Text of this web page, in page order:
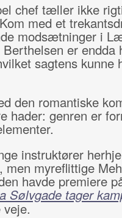
chef tæller ikke
med et
modsætninger i
er endda
sagtens kunne
den romantiske
hader: genren er
instruktører
men myreflittige
havde premiere
Sølvgade tager